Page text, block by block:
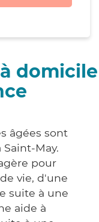
domicile
âgées sont
Saint-May.
pour
vie, d'une
suite à une
aide à